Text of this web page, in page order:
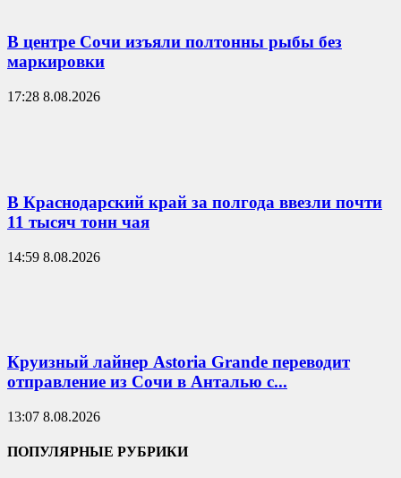
В центре Сочи изъяли полтонны рыбы без
маркировки
17:28 8.08.2026
В Краснодарский край за полгода ввезли почти
11 тысяч тонн чая
14:59 8.08.2026
Круизный лайнер Astoria Grande переводит
отправление из Сочи в Анталью с...
13:07 8.08.2026
ПОПУЛЯРНЫЕ РУБРИКИ